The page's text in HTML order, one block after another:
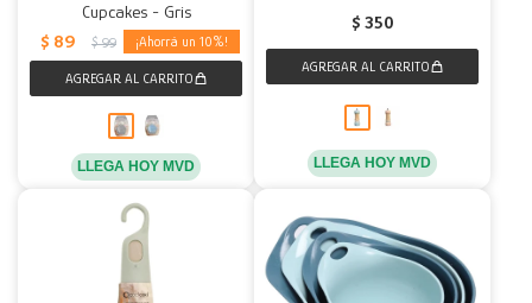
Cupcakes - Gris
$ 89 $ 99 10
LLEGA HOY MVD
$ 350
LLEGA HOY MVD